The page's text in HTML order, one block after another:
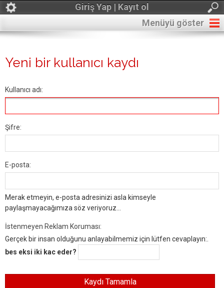
Giriş Yap | Kayıt ol
Menüyü göster
Yeni bir kullanıcı kaydı
Kullanıcı adı:
Şifre:
E-posta:
Merak etmeyin, e-posta adresinizi asla kimseyle
paylaşmayacağımıza söz veriyoruz...
İstenmeyen Reklam Koruması:
Gerçek bir insan olduğunu anlayabilmemiz için lütfen cevaplayın:.
bes eksi iki kac eder?